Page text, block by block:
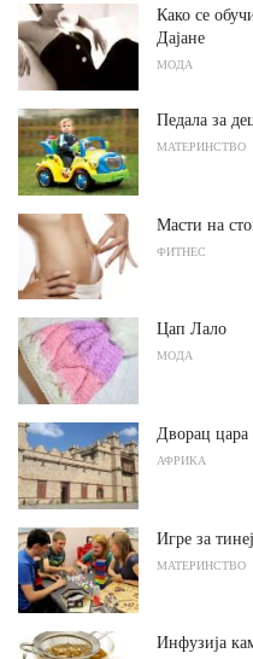
Како се
Дајане
МОДА
Педала за
МАТЕРИНСТВО
Масти на
ФИТНЕС
Цап Лало
МОДА
Дворац цара
АФРИКА
Игре за
МАТЕРИНСТВО
Инфузија